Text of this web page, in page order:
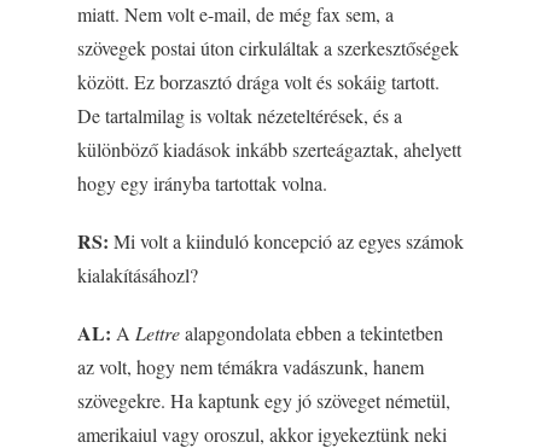
miatt. Nem volt e-mail, de még fax sem, a
szövegek postai úton cirkuláltak a szerkesztőségek
között. Ez borzasztó drága volt és sokáig tartott.
De tartalmilag is voltak nézeteltérések, és a
különböző kiadások inkább szerteágaztak, ahelyett
hogy egy irányba tartottak volna.
RS: Mi volt a kiinduló koncepció az egyes számok
kialakításáhozl?
AL: A Lettrealapgondolata ebben a tekintetben
az volt, hogy nem témákra vadászunk, hanem
szövegekre. Ha kaptunk egy jó szöveget németül,
amerikaiul vagy oroszul, akkor igyekeztünk neki